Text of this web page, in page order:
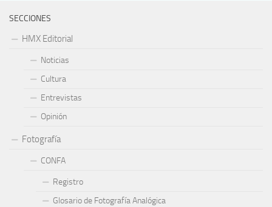
SECCIONES
HMX Editorial
Noticias
Cultura
Entrevistas
Opinión
Fotografía
CONFA
Registro
Glosario de Fotografía Analógica